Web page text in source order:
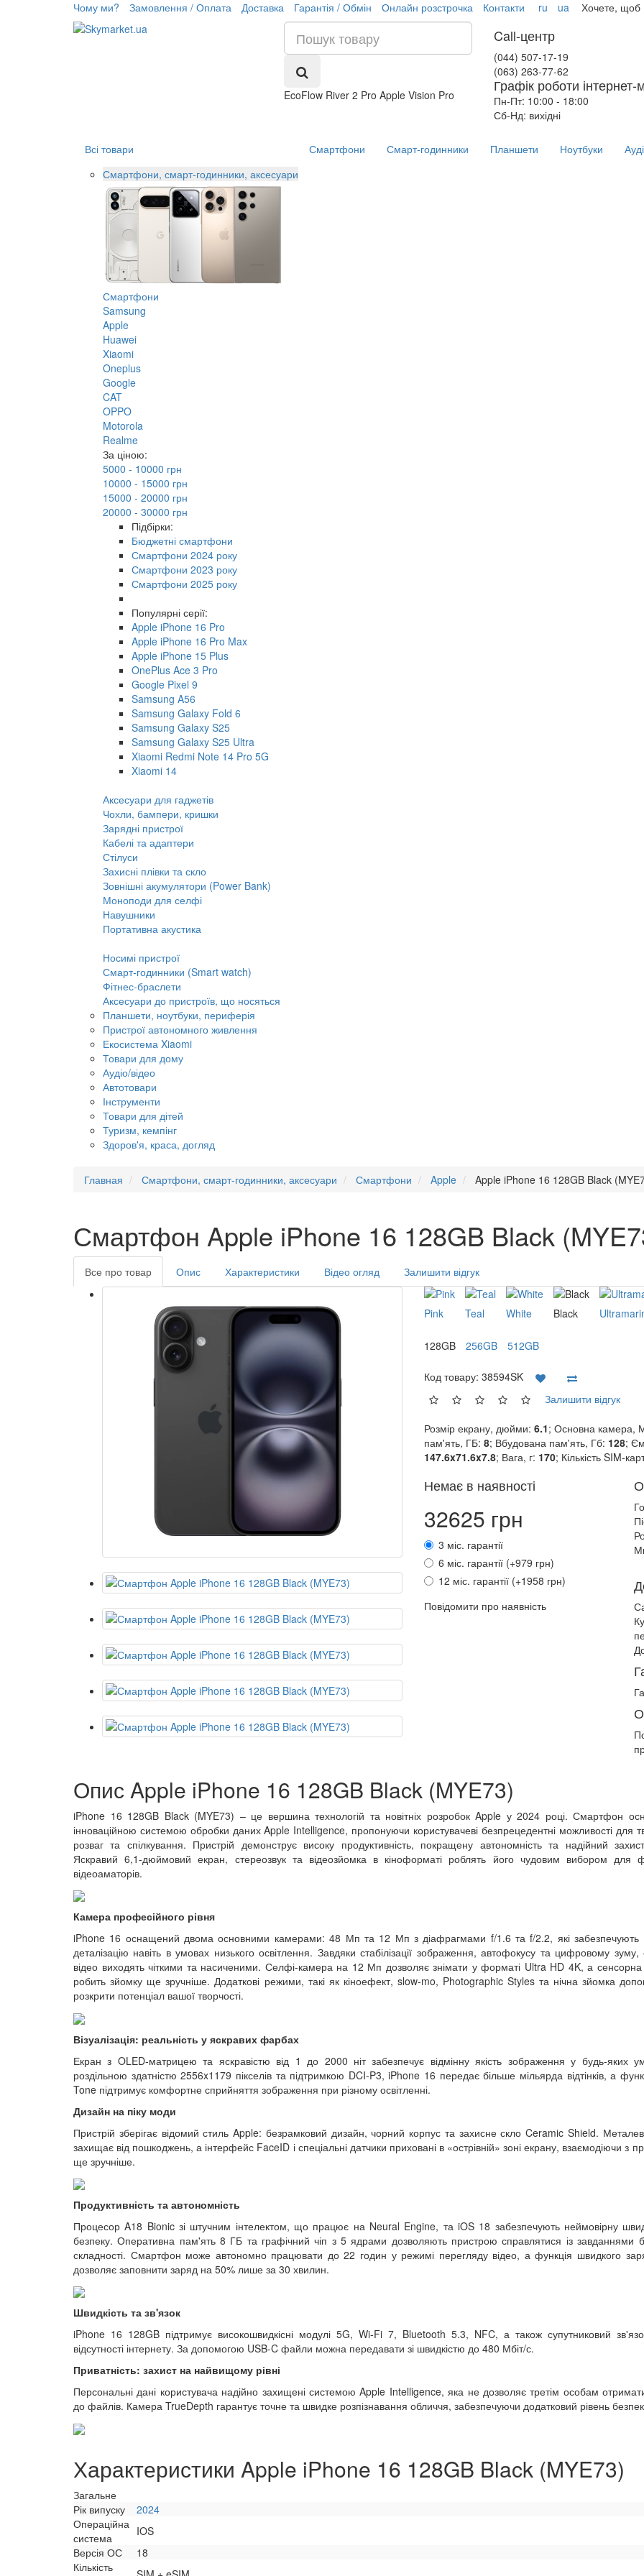
Чому ми? Замовлення / Оплата Доставка Гарантія / Обмін Онлайн розстрочка Контакти ru ua Хочете, щоб
EcoFlow River 2 Pro Apple Vision Pro
Call-центр
(044) 507-17-19
(063) 263-77-62
Графік роботи інтернет-
Пн-Пт: 10:00 - 18:00
Сб-Нд: вихідні
Всі товари
Смартфони, смарт-годинники, аксесуари
Смартфони
Samsung
Apple
Huawei
Xiaomi
Oneplus
Google
CAT
OPPO
Motorola
Realme
За ціною:
5000 - 10000 грн
10000 - 15000 грн
15000 - 20000 грн
20000 - 30000 грн
Підбірки:
Бюджетні смартфони
Смартфони 2024 року
Смартфони 2023 року
Смартфони 2025 року
Популярні серії:
Apple iPhone 16 Pro
Apple iPhone 16 Pro Max
Apple iPhone 15 Plus
OnePlus Ace 3 Pro
Google Pixel 9
Samsung A56
Samsung Galaxy Fold 6
Samsung Galaxy S25
Samsung Galaxy S25 Ultra
Xiaomi Redmi Note 14 Pro 5G
Xiaomi 14
Аксесуари для гаджетів
Чохли, бампери, кришки
Зарядні пристрої
Кабелі та адаптери
Стілуси
Захисні плівки та скло
Зовнішні акумулятори (Power Bank)
Моноподи для селфі
Навушники
Портативна акустика
Носимі пристрої
Смарт-годинники (Smart watch)
Фітнес-браслети
Аксесуари до пристроїв, що носяться
Планшети, ноутбуки, периферія
Пристрої автономного живлення
Екосистема Xiaomi
Товари для дому
Аудіо/відео
Автотовари
Інструменти
Товари для дітей
Туризм, кемпінг
Здоров'я, краса, догляд
Смартфони Смарт-годинники Планшети Ноутбуки
Главная Смартфони, смарт-годинники, аксесуари Смартфони Apple Apple iPhone 16 128GB Black
Смартфон Apple iPhone 16 128GB Black
Все про товар Опис Характеристики Відео огляд Залишити відгук
Pink Teal White Black
128GB 256GB 512GB
Код товару: 38594SK
Залишити відгук
Розмір екрану, дюйми: 6.1; Основна камера,
пам'ять, ГБ: 8; Вбудована пам'ять, Гб: 128;
147.6x71.6x7.8; Вага, г: 170; Кількість SIM-
Немає в наявності
32625 грн
3 міс. гарантії
6 міс. гарантії (+979 грн)
12 міс. гарантії (+1958 грн)
Повідомити про наявність
Опис Apple iPhone 16 128GB Black (MYE73)
iPhone 16 128GB Black (MYE73) – це вершина технологій та новітніх розробок Apple у 2024 році. Смартфон
інноваційною системою обробки даних Apple Intelligence, пропонуючи користувачеві безпрецедентні можливості для
розваг та спілкування. Пристрій демонструє високу продуктивність, покращену автономність та надійний
Яскравий 6,1-дюймовий екран, стереозвук та відеозйомка в кіноформаті роблять його чудовим вибором для
відеоаматорів.
Камера професійного рівня
iPhone 16 оснащений двома основними камерами: 48 Мп та 12 Мп з діафрагмами f/1.6 та f/2.2, які забезпечують
деталізацію навіть в умовах низького освітлення. Завдяки стабілізації зображення, автофокусу та цифровому
відео виходять чіткими та насиченими. Селфі-камера на 12 Мп дозволяє знімати у форматі Ultra HD 4K, а сенсорна
робить зйомку ще зручніше. Додаткові режими, такі як кіноефект, slow-mo, Photographic Styles та нічна зйомка
розкрити потенціал вашої творчості.
Візуалізація: реальність у яскравих фарбах
Екран з OLED-матрицею та яскравістю від 1 до 2000 ніт забезпечує відмінну якість зображення у будь-яких
роздільною здатністю 2556x1179 пікселів та підтримкою DCI-P3, iPhone 16 передає більше мільярда відтінків, а
Tone підтримує комфортне сприйняття зображення при різному освітленні.
Дизайн на піку моди
Пристрій зберігає відомий стиль Apple: безрамковий дизайн, чорний корпус та захисне скло Ceramic Shield.
захищає від пошкоджень, а інтерфейс FaceID і спеціальні датчики приховані в «острівній» зоні екрану, взаємодіючи з
ще зручніше.
Продуктивність та автономність
Процесор A18 Bionic зі штучним інтелектом, що працює на Neural Engine, та iOS 18 забезпечують неймовірну
безпеку. Оперативна пам'ять 8 ГБ та графічний чіп з 5 ядрами дозволяють пристрою справлятися із завданнями
складності. Смартфон може автономно працювати до 22 годин у режимі перегляду відео, а функція швидкого
дозволяє заповнити заряд на 50% лише за 30 хвилин.
Швидкість та зв'язок
iPhone 16 128GB підтримує високошвидкісні модулі 5G, Wi-Fi 7, Bluetooth 5.3, NFC, а також супутниковий
відсутності інтернету. За допомогою USB-C файли можна передавати зі швидкістю до 480 Мбіт/с.
Приватність: захист на найвищому рівні
Персональні дані користувача надійно захищені системою Apple Intelligence, яка не дозволяє третім особам
до файлів. Камера TrueDepth гарантує точне та швидке розпізнавання обличчя, забезпечуючи додатковий рівень
Характеристики Apple iPhone 16 128GB Black (MYE73)
Загальне
Рік випуску
2024
Операційна
система
IOS
Версія ОС
18
Кількість